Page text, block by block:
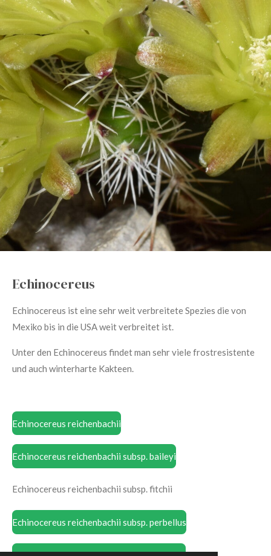
Echinocereus
Echinocereus ist eine sehr weit verbreitete Spezies die von
Mexiko bis in die USA weit verbreitet ist.
Unter den Echinocereus findet man sehr viele frostresistente
und auch winterharte Kakteen.
Echinocereus reichenbachii
Echinocereus reichenbachii subsp. baileyi
Echinocereus reichenbachii subsp. fitchii
Echinocereus reichenbachii subsp. perbellus